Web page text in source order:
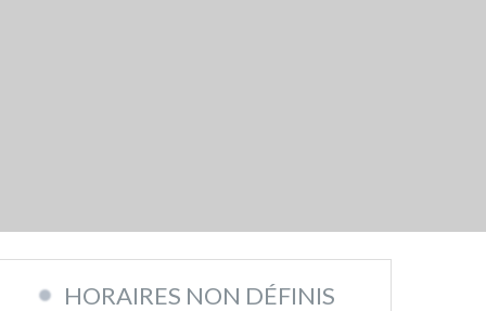
HORAIRES NON DÉFINIS